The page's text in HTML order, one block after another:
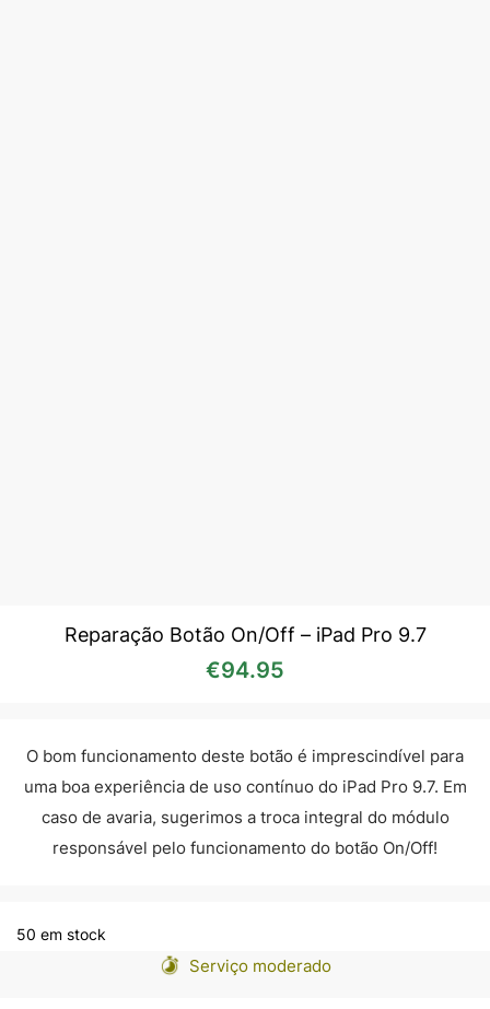
Reparação Botão On/Off – iPad Pro 9.7
€94.95
O bom funcionamento deste botão é imprescindível para
uma boa experiência de uso contínuo do iPad Pro 9.7. Em
caso de avaria, sugerimos a troca integral do módulo
responsável pelo funcionamento do botão On/Off!
50 em stock
Serviço moderado